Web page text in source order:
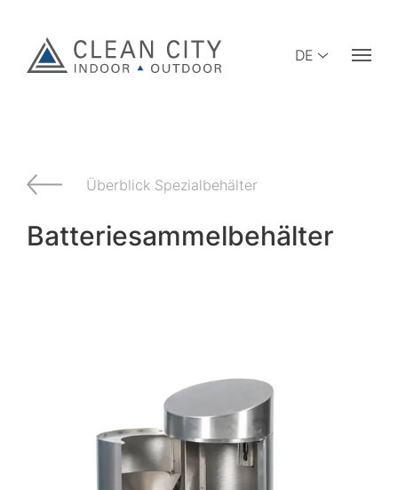
DE
Überblick Spezialbehälter
Batteriesammelbehälter